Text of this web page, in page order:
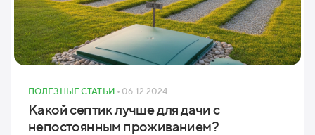
ПОЛЕЗНЫЕ СТАТЬИ • 06.12.2024
Какой септик лучше для дачи с
непостоянным проживанием?